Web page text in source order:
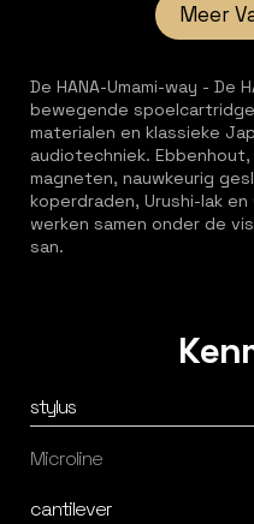
Meer
De HANA-Umami-way - De
bewegende
materialen en klassieke
audiotechniek.
magneten, nauwkeurig
koperdraden, Urushi-lak en
werken samen onder de
san.
stylus
Microline
cantilever